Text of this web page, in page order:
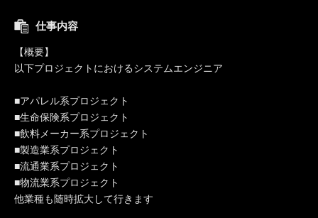
仕事内容
【概要】
以下プロジェクトにおけるシステムエンジニア
■アパレル系プロジェクト
■生命保険系プロジェクト
■飲料メーカー系プロジェクト
■製造業系プロジェクト
■流通業系プロジェクト
■物流業系プロジェクト
他業種も随時拡大して行きます